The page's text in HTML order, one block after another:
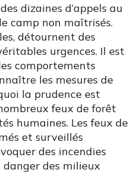
dizaines d’appels au
camp non maîtrisés.
détournent des
urgences. Il est
comportements
les mesures de
la prudence est
feux de forêt
humaines. Les feux de
et surveillés
des incendies
des milieux